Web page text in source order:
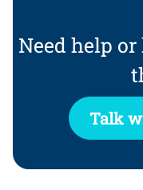
Need help
Talk